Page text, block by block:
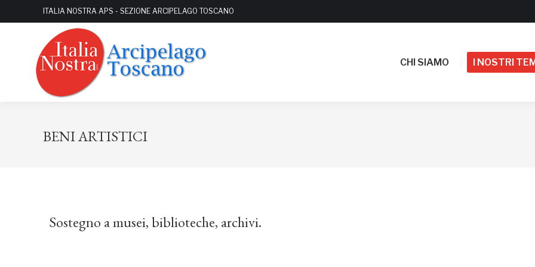
ITALIA NOSTRA APS - SEZIONE ARCIPELAGO TOSCANO
CHI SIAMO I NOSTRI
BENI ARTISTICI
Sostegno a musei, biblioteche, archivi.